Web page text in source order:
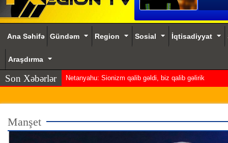
Ana Səhifə Gündəm Region Sosial İqtisadiyyat
Araşdırma
Son Xəbərlər Netanyahu: Sionizm qalib gəldi, biz qalib gəlirik
Manşet